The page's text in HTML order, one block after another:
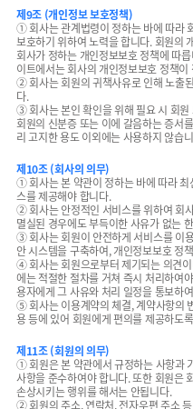
제9조 (개인정보 보호정책)
① 회사는 관계법령이 정하는 바에 따라
보호하기 위하여 노력을 합니다. 회원의
회사가 정하는 개인정보보호 정책에 따
이트에서는 회사의 개인정보보호 정책이
② 회사는 회원의 귀책사유로 인해 노출
다.
③ 회사는 본인 확인을 위해 필요 시 회
회원의 신분증 또는 이에 갈음하는 증서
리 고지한 용도 이외에는 사용하지 않습
제10조 (회사의 의무)
① 회사는 본 약관이 정하는 바에 따라
스를 제공해야 합니다.
② 회사는 안정적인 서비스를 위하여 회
멸실된 경우에도 부득이한 사유가 없는
③ 회사는 회원이 안전하게 서비스를 이
안 시스템을 구축하여, 개인정보보호 정
④ 회사는 회원으로부터 제기되는 의견
에는 적절한 절차를 거쳐 즉시 처리하여
용자에게 그 사유와 처리 일정을 통보하
⑤ 회사는 이용계약의 체결, 계약사항의
용 등에 있어 회원에게 편의를 제공하도
제11조 (회원의 의무)
① 회원은 본 약관에서 규정하는 사항과
사항을 준수하여야 합니다. 또한 회원은
손상시키는 행위를 해서는 안됩니다.
② 회원의 주소, 연락처, 전자우편 주소